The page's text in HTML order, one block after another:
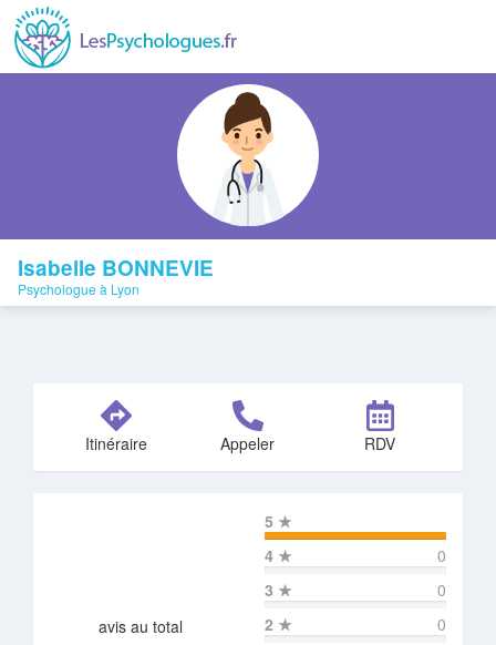
Isabelle BONNEVIE
Psychologue à Lyon
Itinéraire Appeler RDV
avis au total
5 ★
4 ★
0
3 ★
0
2 ★
0